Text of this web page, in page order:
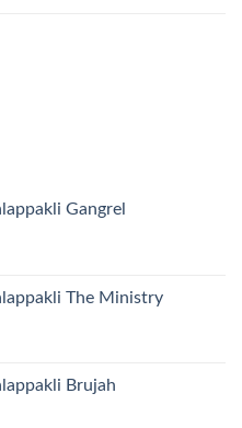
Gangrel
The Ministry
Brujah